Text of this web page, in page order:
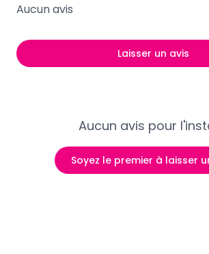
Aucun avis pour
Soyez le premier à laisser
Aucun avis
Laisser un avis